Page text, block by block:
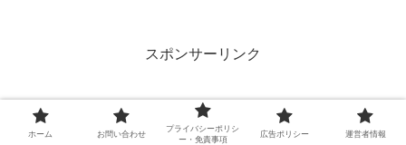
スポンサーリンク
ホーム お問い合わせ
プライバシーポリシ
ー・免責事項
広告ポリシー 運営者情報